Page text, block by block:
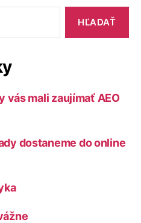
vás mali zaujímať AEO
dostaneme do online